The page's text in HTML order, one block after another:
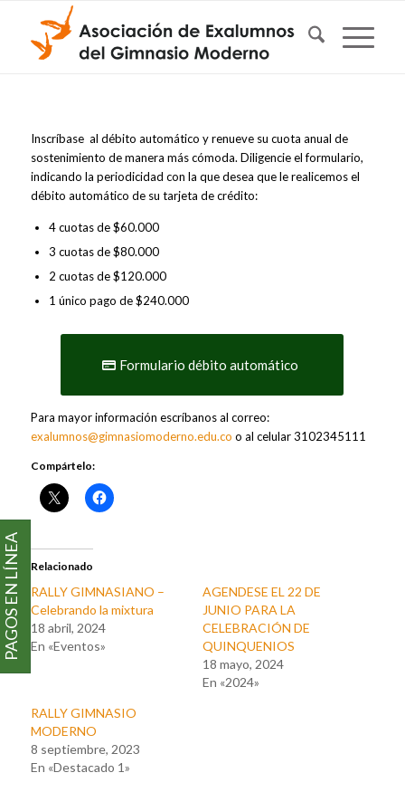
Inscríbase al débito automático y renueve su cuota anual de
sostenimiento de manera más cómoda. Diligencie el formulario,
indicando la periodicidad con la que desea que le realicemos el
débito automático de su tarjeta de crédito:
4 cuotas de $60.000
3 cuotas de $80.000
2 cuotas de $120.000
1 único pago de $240.000
Formulario débito automático
Para mayor información escríbanos al correo:
exalumnos@gimnasiomoderno.edu.co o al celular 3102345111
Compártelo:
Relacionado
RALLY GIMNASIANO –
Celebrando la mixtura
18 abril, 2024
En «Eventos»
AGENDESE EL 22 DE
JUNIO PARA LA
CELEBRACIÓN DE
QUINQUENIOS
18 mayo, 2024
En «2024»
RALLY GIMNASIO
MODERNO
8 septiembre, 2023
En «Destacado 1»
PAGOS EN LÍNEA